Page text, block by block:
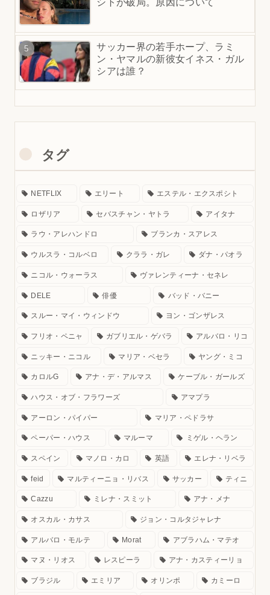
サッカー界の若手ホープ、ラミ
ン・ヤマルの新彼女イネス・ガル
シアは誰？
タグ
NETFLIX エリート エステル・エクスポシト
ロザリア セバスチャン・ヤトラ アイタナ
ラウ・アレハンドロ ブランカ・スアレス
ウルスラ・コルベロ クララ・ガレ ダナ・パオラ
ニコル・ウォーラス ヴァレンティーナ・セネレ
DELE 俳優 バッド・バニー
スルー・マイ・ウィンドウ ヨン・ゴンザレス
フリオ・ペニャ ガブリエル・ゲバラ アルバロ・リコ
ニッキー・ニコル マリア・ベセラ ヤング・ミコ
カロルG アナ・デ・アルマス ケーブル・ガールズ
ハウス・オブ・フラワーズ アマプラ
アーロン・パイパー マリア・ペドラサ
ペーパー・ハウス マルーマ ミゲル・ヘラン
スペイン マノロ・カロ 英語 エレナ・リベラ
feid マルティーニョ・リバス サッカー ティニ
Cazzu ミレナ・スミット アナ・メナ
オスカル・カサス ジョン・コルタジャレナ
アルバロ・モルテ Morat アブラハム・マテオ
マヌ・リオス レスピーラ アナ・カスティーリョ
ブラジル エミリア オリンポ カミーロ